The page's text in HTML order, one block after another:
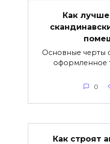
Как
Основные черты
оформленное
0
Как строят